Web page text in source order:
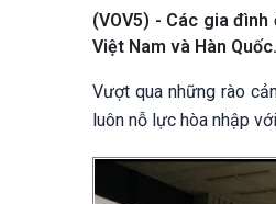
(VOV5) - Các gia
Việt Nam và Hàn Quốc.
Vượt qua những rào
luôn nỗ lực hòa nhập